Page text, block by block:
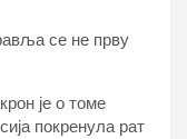
се не прву
је о томе
покренула рат